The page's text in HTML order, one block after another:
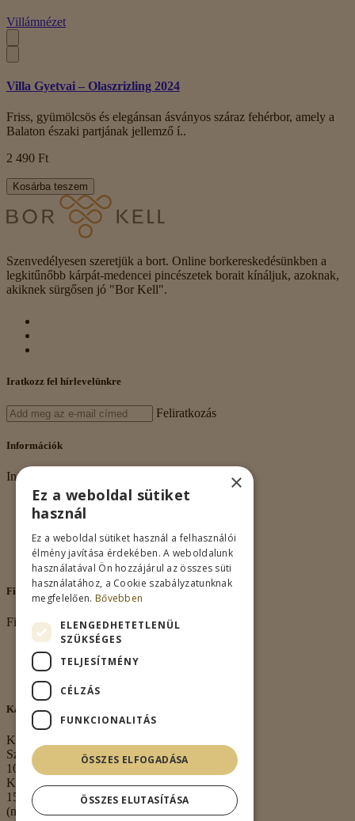
Villámnézet
Villa Gyetvai – Olaszrizling 2024
Friss, gyümölcsös és elegánsan ásványos száraz fehérbor, amely a
Balaton északi partjának jellemző í..
2 490 Ft
Kosárba teszem
Szenvedélyesen szeretjük a bort. Online borkereskedésünkben a
legkitűnőbb kárpát-medencei pincészetek borait kínáljuk, azoknak,
akiknek sürgősen jó "Bor Kell".
Iratkozz fel hírlevelünkre
Feliratkozás
Információk
Információk
Rólunk
Adatkezelés
Vásárlási feltételek
Nagykereskedelem
Kapcsolat
Fiókom
Fiókom
Fiókom
Rendeléseim
Kapcsolat
Kapcsolat
Székhely:
1063 Budapest,
Kmety György u.
15. 3. em. 1.
(nem átvételi pont)
×
Ez a weboldal sütiket
használ
Ez a weboldal sütiket használ a felhasználói
élmény javítása érdekében. A weboldalunk
használatával Ön hozzájárul az összes süti
használatához, a Cookie szabályzatunknak
megfelelően. Bővebben
ELENGEDHETETLENÜL
SZÜKSÉGES
TELJESÍTMÉNY
CÉLZÁS
FUNKCIONALITÁS
ÖSSZES ELFOGADÁSA
ÖSSZES ELUTASÍTÁSA